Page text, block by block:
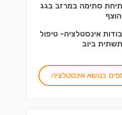
סתימה במרזב בגג
אינסטלציה- טיפול
ביוב
בנושא אינסטלציה